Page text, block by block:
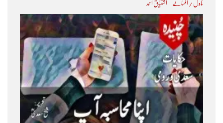
ناول / افسانے اشتیاق احمد